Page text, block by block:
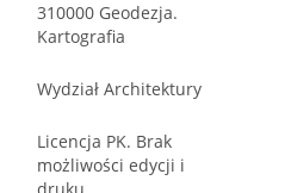
310000 Geodezja.
Kartografia
Wydział Architektury
Licencja PK. Brak
możliwości edycji i